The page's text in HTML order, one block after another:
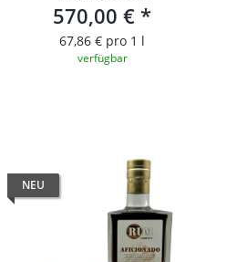
Firmeneindruck
570,00 € *
67,86 € pro 1 l
verfügbar
NEU